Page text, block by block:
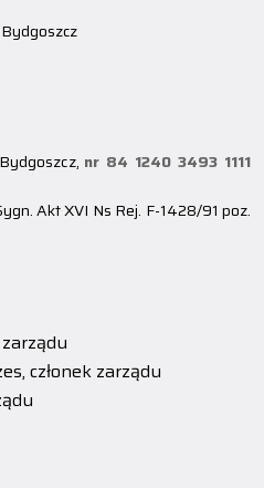
nr 84 1240 3493 1111
Akt XVI Ns Rej. F-1428/91 poz.
członek zarządu